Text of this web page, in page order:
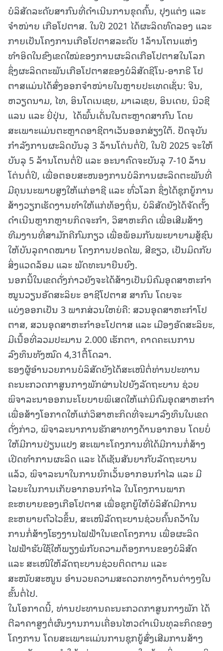
ບໍລິສັດລະດັບສາກົນທີ່ດຳເນີນການຂຸດຄົ້ນ, ປຸງແຕ່ງ ແລະ
ຈໍາໜ່າຍ ເກືອໂປຕາສ. ໃນປີ 2021 ໄດ້ຜະລິດທົດລອງ ແລະ
ກາຍເປັນໂຄງການເກືອໂປຕາສລະດັບ 1ລ້ານໂຕນແຫ່ງ
ທຳອິດໃນຂົງເຂດໃໝ່ຂອງການຜະລິດເກືອໂປຕາສໃນໂລກ
ຊຶ່ງຜະລິດຕະພັນເກືອໂປຕາສຂອງບໍລິສັດຊີໂນ-ອາກຣີ ໂປ
ຕາສແມ່ນໄດ້ສົ່ງອອກຈໍາໜ່າຍໃນຫຼາຍປະເທດເຊັ່ນ: ຈີນ,
ຫວຽດນາມ, ໄທ, ອິນໂດເນເຊຍ, ມາເລເຊຍ, ອິນເດຍ, ນິວຊີ
ແລນ ແລະ ຍີ່ປຸ່ນ, ໄດ້ພົ້ນເດັ່ນໃນຕະຫຼາດສາກົນ ໂດຍ
ສະເພາະແມ່ນຕະຫຼາດອາຊີຕາເວັນອອກສ່ຽງໃຕ້. ປັດຈຸບັນ
ກຳລັງການຜະລິດບັນລຸ 3 ລ້ານໂຕ່ນຕໍ່ປີ, ໃນປີ 2025 ຈະໃຫ້
ບັນລຸ 5 ລ້ານໂຕນຕໍ່ປີ ແລະ ອະນາຄົດຈະບັນລຸ 7-10 ລ້ານ
ໂຕ່ນຕໍ່ປີ, ເພື່ອຕອບສະໜອງການບໍລິການຜະລິດຕະພັນທີ່
ມີຄຸນນະພາບສູງໃຫ້ແກ່ອາຊີ ແລະ ທົ່ວໂລກ ຊຶ່ງໄດ້ຊຸກຍູ້ການ
ສ້າງວຽກເຮັດງານທຳໃຫ້ແກ່ທ້ອງຖິ່ນ, ບໍລິສັດຍັງໄດ້ຈັດຕັ້ງ
ດຳເນີນຫຼາກຫຼາຍກິດຈະກຳ, ວິສາຫະກິດ ເພື່ອເສີມສ້າງ
ທີມງານທີ່ສາມັກຄີກົມກຽວ ເພື່ອພ້ອມກັນພະຍາຍາມສູ້ຊົນ
ໃຫ້ບັນລຸຄາດໝາຍ ໂຄງການປອດໄພ, ສີຂຽວ, ເປັນມິດກັບ
ສິ່ງແວດລ້ອມ ແລະ ພັດທະນາຍືນຍົງ.
ນອກນີ້ໃນເຂດດັ່ງກ່າວຍັງຈະໄດ້ສ້າງເປັນນິຄົມອຸດສາຫະກຳ
ໝູນວຽນອັດສະລິຍະ ອາຊີໂປຕາສ ສາກົນ ໂດຍຈະ
ແບ່ງອອກເປັນ 3 ພາກສ່ວນໃຫຍ່ຄື: ສວນອຸດສາຫະກຳໂປ
ຕາສ, ສວນອຸດສາຫະກຳອະໂປຕາສ ແລະ ເມືອງອັດສະລິຍະ,
ມີເນື້ອທີ່ລວມປະມານ 2.000 ເຮັກຕາ, ຄາດຄະເນການ
ລົງທຶນທັງໝົດ 4,31ຕື້ໂດລາ.
ຮອງຜູ້ອຳນວຍການບໍລິສັດຍັງໄດ້ສະເໜີຕໍ່ທ່ານປະທານ
ຄະນະກວດກາສູນກາງພັກຜ່ານໄປຍັງລັດຖະບານ ຊ່ວຍ
ພິຈາລະນາອອກນະໂຍບາຍພິເສດໃຫ້ແກ່ນິຄົມອຸດສາຫະກຳ
ເພື່ອສ້າງໂອກາດໃຫ້ແກ່ວິສາຫະກິດທີ່ຈະມາລົງທຶນໃນເຂດ
ດັ່ງກ່າວ, ພິຈາລະນາການຮັກສາທາງດ້ານອາກອນ ໂດຍບໍ່
ໃຫ້ມີການປ່ຽນແປງ ສະເພາະໂຄງການທີ່ໄດ້ມີການກໍ່ສ້າງ
ເປີດທຳການຜະລິດ ແລະ ໄດ້ເຊັນສັນຍາກັບລັດຖະບານ
ແລ້ວ, ພິຈາລະນາໃນການຍົກເວັ້ນອາກອນກຳໄລ ແລະ ມີ
ໄລຍະໃນການເກັບອາກອນກຳໄລ ໃນໂຄງການພາກ
ຂະຫຍາຍຂອງເກືອໂປຕາສ ເພື່ອຊຸກຍູ້ໃຫ້ບໍລິສັດມີການ
ຂະຫຍາຍຕົວໄວຂຶ້ນ, ສະເໜີລັດຖະບານຊ່ວຍຄົ້ນຄວ້າໃນ
ການກໍ່ສ້າງໂຮງງານໄຟຟ້າໃນເຂດໂຄງການ ເພື່ອຜະລິດ
ໄຟຟ້າຮັບໃຊ້ໃຫ້ພຽງພໍກັບຄວາມຕ້ອງການຂອງບໍລິສັດ
ແລະ ສະເໜີໃຫ້ລັດຖະບານຊ່ວຍຕິດຕາມ ແລະ
ສະໜັບສະໜູນ ອຳນວຍຄວາມສະດວກທາງດ້ານຕ່າງໆໃນ
ຂັ້ນຕໍ່ໄປ.
ໃນໂອກາດນີ້, ທ່ານປະທານຄະນະກວດກາສູນກາງພັກ ໄດ້
ຕີລາຄາສູງຕໍ່ຜົນງານການເຄື່ອນໄຫວດຳເນີນທຸລະກິດຂອງ
ໂຄງການ ໂດຍສະເພາະແມ່ນການຊຸກຍູ້ສົ່ງເສີມການສ້າງ